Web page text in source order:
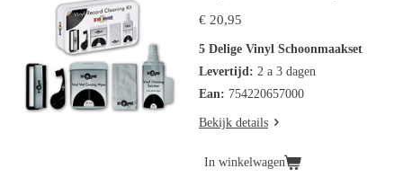
€ 20,95
5 Delige Vinyl Schoonmaakset
Levertijd: 2 a 3 dagen
Ean: 754220657000
Bekijk details
In winkelwagen